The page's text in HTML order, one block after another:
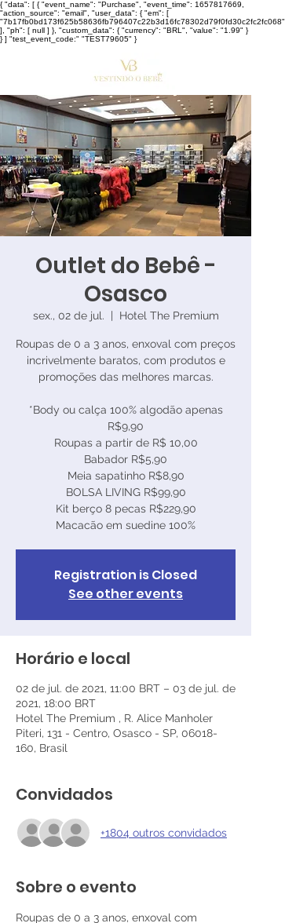
{ "data": [ { "event_name": "Purchase", "event_time": 1657817669,
"action_source": "email", "user_data": { "em": [
"7b17fb0bd173f625b58636fb796407c22b3d16fc78302d79f0fd30c2fc2fc068"
], "ph": [ null ] }, "custom_data": { "currency": "BRL", "value": "1.99" }
} ] "test_event_code:" "TEST79605" }
Outlet do Bebê -
Osasco
sex., 02 de jul. Hotel The Premium
Roupas de 0 a 3 anos, enxoval com preços
incrivelmente baratos, com produtos e
promoções das melhores marcas.
*Body ou calça 100% algodão apenas
R$9,90
Roupas a partir de R$ 10,00
Babador R$5,90
Meia sapatinho R$8,90
BOLSA LIVING R$99,90
Kit berço 8 pecas R$229,90
Registration is Closed
See other events
Horário e local
02 de jul. de 2021, 11:00 BRT – 03 de jul. de
2021, 18:00 BRT
Hotel The Premium , R. Alice Manholer
Piteri, 131 - Centro, Osasco - SP, 06018-
160, Brasil
Convidados
+1804 outros convidados
Sobre o evento
Roupas de 0 a 3 anos, enxoval com